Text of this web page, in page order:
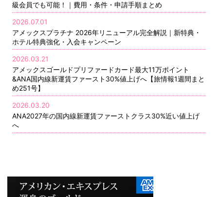
級会員でも可能！｜費用・条件・申請手順まとめ
2026.07.01
アメックスプラチナ 2026年リニューアル完全解説｜新特典・
ホテル特典強化・入会キャンペーン
2026.03.21
アメックスゴールドプリファードカード最大11万ポイント
&ANA国内線新運賃ファースト30%値上げへ【旅情報1週間まと
め251号】
2026.03.20
ANA2027年の国内線新運賃ファーストクラス30%近い値上げ
へ